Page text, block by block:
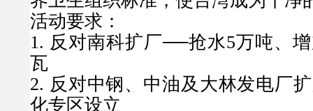
活动要求：
1. 反对南科扩厂──抢水5万吨、
瓦
2. 反对中钢、中油及大林发电厂
化专区设立